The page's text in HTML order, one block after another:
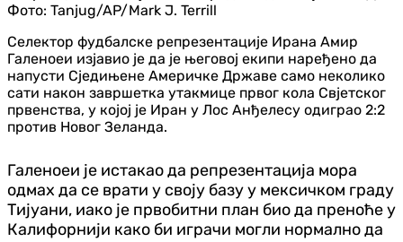
Фото: Tanjug/AP/Mark J. Terrill
Селектор фудбалске репрезентације Ирана Амир
Галеноеи изјавио је да је његовој екипи наређено да
напусти Сједињене Америчке Државе само неколико
сати након завршетка утакмице првог кола Свјетског
првенства, у којој је Иран у Лос Анђелесу одиграо 2:2
против Новог Зеланда.
Галеноеи је истакао да репрезентација мора
одмах да се врати у своју базу у мексичком граду
Тијуани, иако је првобитни план био да преноће у
Калифорнији како би играчи могли нормално да